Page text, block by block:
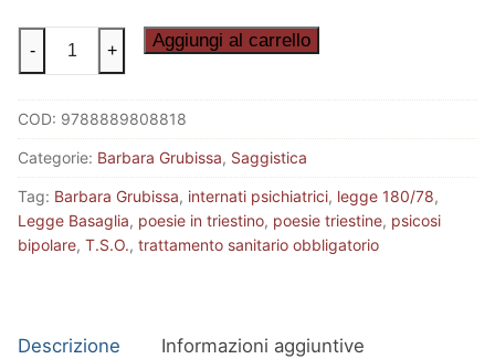
STUFADIZA
quantità
- + Aggiungi al carrello
COD: 9788889808818
Categorie: Barbara Grubissa, Saggistica
Tag: Barbara Grubissa, internati psichiatrici, legge 180/78,
Legge Basaglia, poesie in triestino, poesie triestine, psicosi
bipolare, T.S.O., trattamento sanitario obbligatorio
Descrizione Informazioni aggiuntive